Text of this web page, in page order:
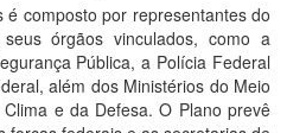
composto por representantes do
órgãos vinculados, como a
Pública, a Polícia Federal
além dos Ministérios do Meio
e da Defesa. O Plano prevê